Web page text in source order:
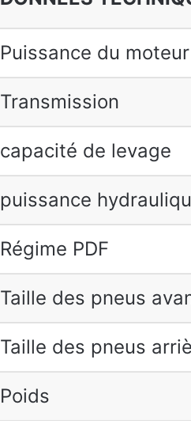
Puissance du moteur
Transmission
capacité de levage
puissance
Régime PDF
Taille des pneus
Taille des pneus
Poids